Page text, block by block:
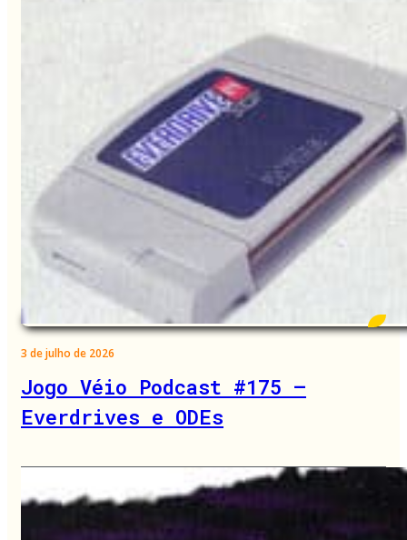
3 de julho de 2026
Jogo Véio Podcast #175 –
Everdrives e ODEs